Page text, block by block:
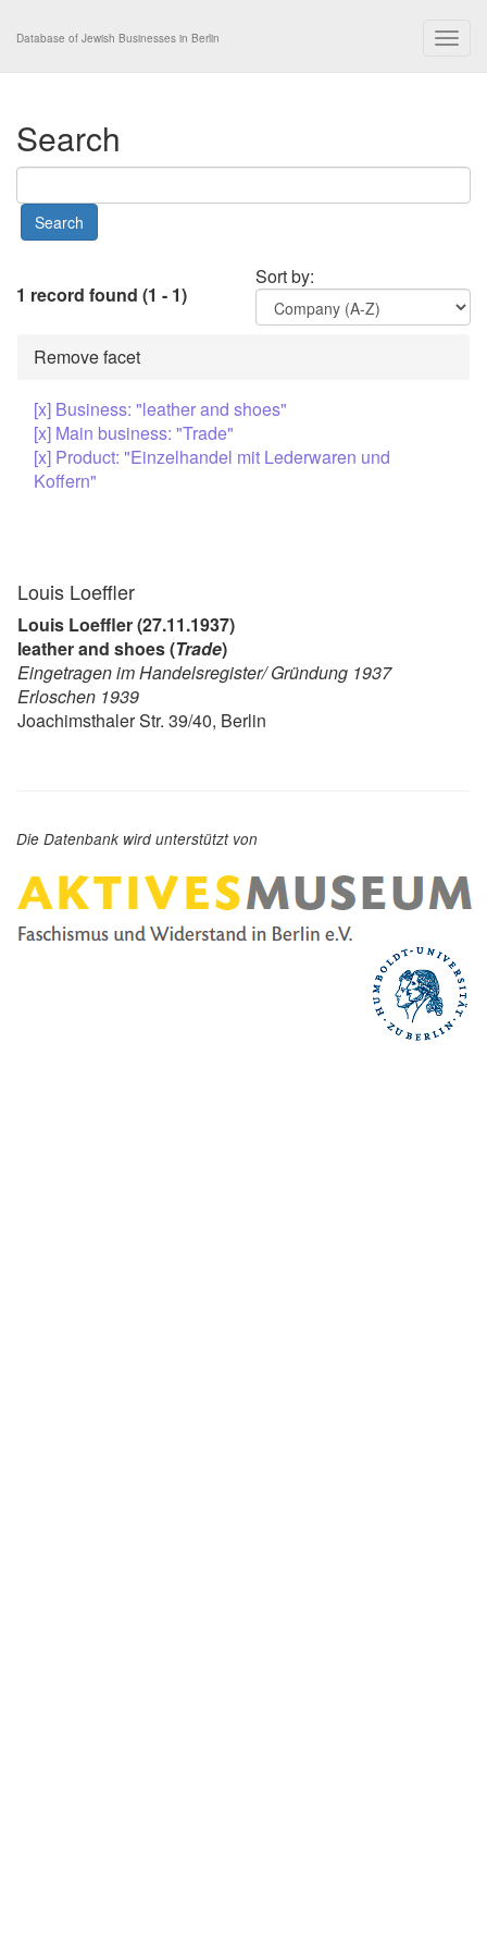
Database of Jewish Businesses in Berlin
Search
Sort by:
1 record found (1 - 1)
Remove facet
[x] Business: "leather and shoes"
[x] Main business: "Trade"
[x] Product: "Einzelhandel mit Lederwaren und
Koffern"
Louis Loeffler
Louis Loeffler (27.11.1937)
leather and shoes (Trade)
Eingetragen im Handelsregister/ Gründung 1937
Erloschen 1939
Joachimsthaler Str. 39/40, Berlin
Die Datenbank wird unterstützt von